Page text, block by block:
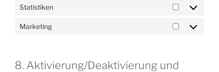
Statistiken
Statistiken
Marketing
Marketing
8. Aktivierung/Deaktivierung und